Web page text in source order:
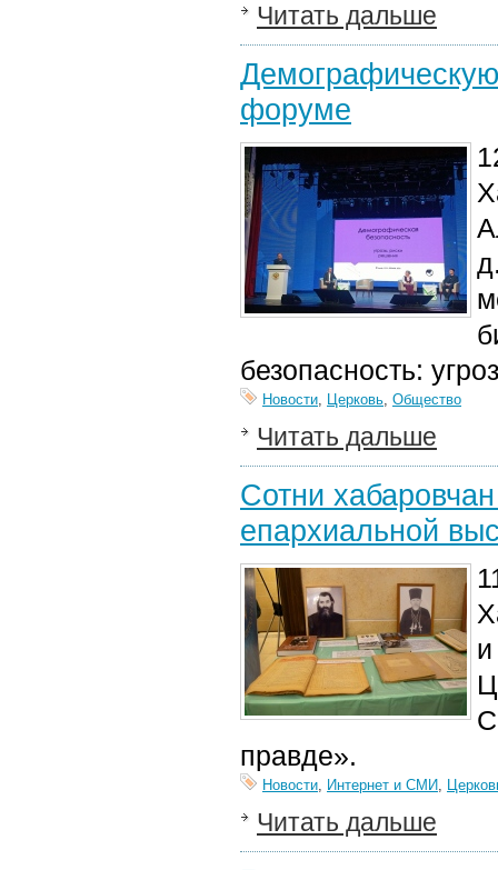
Читать дальше
форуме
безопасность:
Новости, Церковь, Общество
Читать дальше
Сотни
епархиальной
правде».
Новости, Интернет и СМИ,
Читать дальше